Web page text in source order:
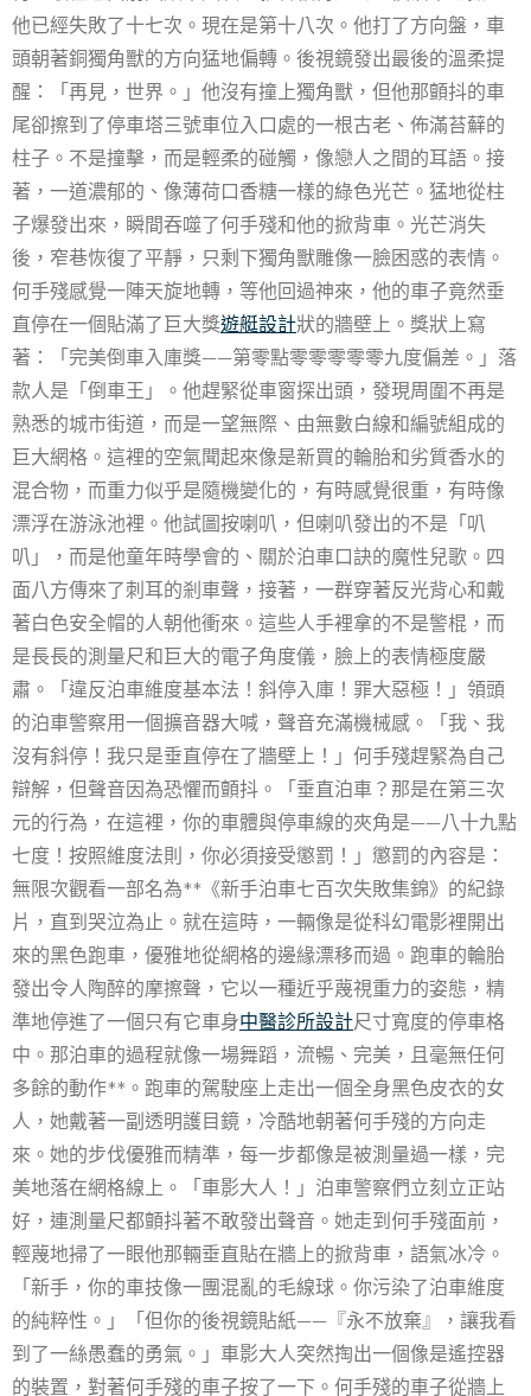
他已經失敗了十七次。現在是第十八次。他打了方向盤，車
頭朝著銅獨角獸的方向猛地偏轉。後視鏡發出最後的溫柔提
醒：「再見，世界。」他沒有撞上獨角獸，但他那顫抖的車
尾卻擦到了停車塔三號車位入口處的一根古老、佈滿苔蘚的
柱子。不是撞擊，而是輕柔的碰觸，像戀人之間的耳語。接
著，一道濃郁的、像薄荷口香糖一樣的綠色光芒。猛地從柱
子爆發出來，瞬間吞噬了何手殘和他的掀背車。光芒消失
後，窄巷恢復了平靜，只剩下獨角獸雕像一臉困惑的表情。
何手殘感覺一陣天旋地轉，等他回過神來，他的車子竟然垂
直停在一個貼滿了巨大獎遊艇設計狀的牆壁上。獎狀上寫
著：「完美倒車入庫獎——第零點零零零零零九度偏差。」落
款人是「倒車王」。他趕緊從車窗探出頭，發現周圍不再是
熟悉的城市街道，而是一望無際、由無數白線和編號組成的
巨大網格。這裡的空氣聞起來像是新買的輪胎和劣質香水的
混合物，而重力似乎是隨機變化的，有時感覺很重，有時像
漂浮在游泳池裡。他試圖按喇叭，但喇叭發出的不是「叭
叭」，而是他童年時學會的、關於泊車口訣的魔性兒歌。四
面八方傳來了刺耳的剎車聲，接著，一群穿著反光背心和戴
著白色安全帽的人朝他衝來。這些人手裡拿的不是警棍，而
是長長的測量尺和巨大的電子角度儀，臉上的表情極度嚴
肅。「違反泊車維度基本法！斜停入庫！罪大惡極！」領頭
的泊車警察用一個擴音器大喊，聲音充滿機械感。「我、我
沒有斜停！我只是垂直停在了牆壁上！」何手殘趕緊為自己
辯解，但聲音因為恐懼而顫抖。「垂直泊車？那是在第三次
元的行為，在這裡，你的車體與停車線的夾角是——八十九點
七度！按照維度法則，你必須接受懲罰！」懲罰的內容是：
無限次觀看一部名為**《新手泊車七百次失敗集錦》的紀錄
片，直到哭泣為止。就在這時，一輛像是從科幻電影裡開出
來的黑色跑車，優雅地從網格的邊緣漂移而過。跑車的輪胎
發出令人陶醉的摩擦聲，它以一種近乎蔑視重力的姿態，精
準地停進了一個只有它車身中醫診所設計尺寸寬度的停車格
中。那泊車的過程就像一場舞蹈，流暢、完美，且毫無任何
多餘的動作**。跑車的駕駛座上走出一個全身黑色皮衣的女
人，她戴著一副透明護目鏡，冷酷地朝著何手殘的方向走
來。她的步伐優雅而精準，每一步都像是被測量過一樣，完
美地落在網格線上。「車影大人！」泊車警察們立刻立正站
好，連測量尺都顫抖著不敢發出聲音。她走到何手殘面前，
輕蔑地掃了一眼他那輛垂直貼在牆上的掀背車，語氣冰冷。
「新手，你的車技像一團混亂的毛線球。你污染了泊車維度
的純粹性。」「但你的後視鏡貼紙——『永不放棄』，讓我看
到了一絲愚蠢的勇氣。」車影大人突然掏出一個像是遙控器
的裝置，對著何手殘的車子按了一下。何手殘的車子從牆上